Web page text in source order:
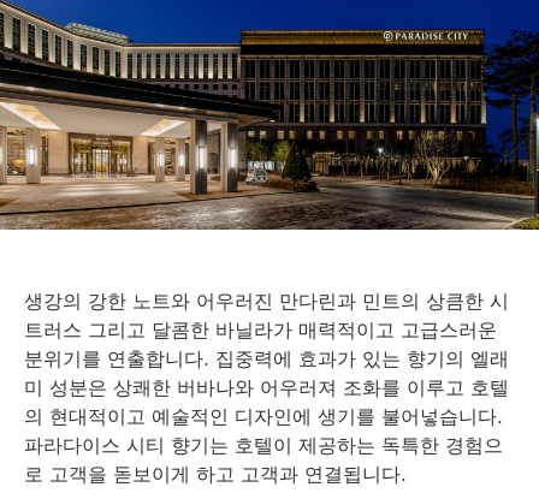
생강의 강한 노트와 어우러진 만다린과 민트의 상큼한 시
트러스 그리고 달콤한 바닐라가 매력적이고 고급스러운
분위기를 연출합니다. 집중력에 효과가 있는 향기의 엘래
미 성분은 상쾌한 버바나와 어우러져 조화를 이루고 호텔
의 현대적이고 예술적인 디자인에 생기를 불어넣습니다.
파라다이스 시티 향기는 호텔이 제공하는 독특한 경험으
로 고객을 돋보이게 하고 고객과 연결됩니다.